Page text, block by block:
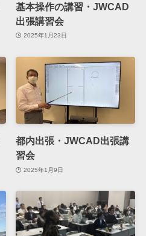
基本操作の講習・JWCAD
出張講習会
2025年1月23日
都内出張・JWCAD出張講
習会
2025年1月9日